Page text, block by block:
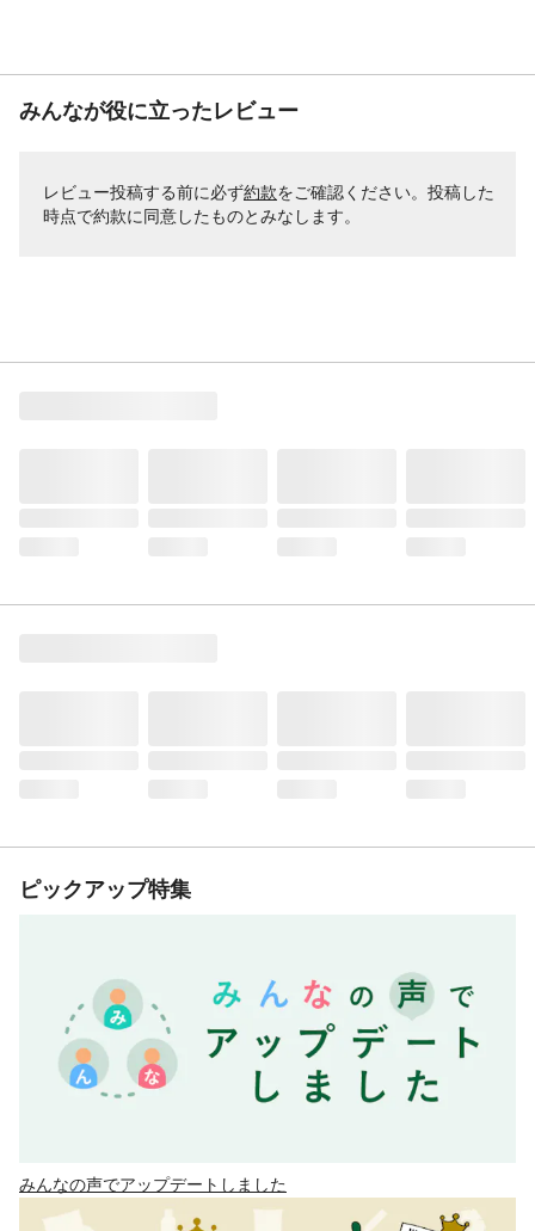
みんなが役に立ったレビュー
レビュー投稿する前に必ず約款をご確認ください。投稿した
時点で約款に同意したものとみなします。
ピックアップ特集
みんなの声でアップデートしました